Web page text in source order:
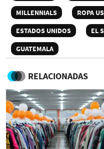
MILLENNIALS
ROPA
ESTADOS UNIDOS
EL
GUATEMALA
RELACIONADAS